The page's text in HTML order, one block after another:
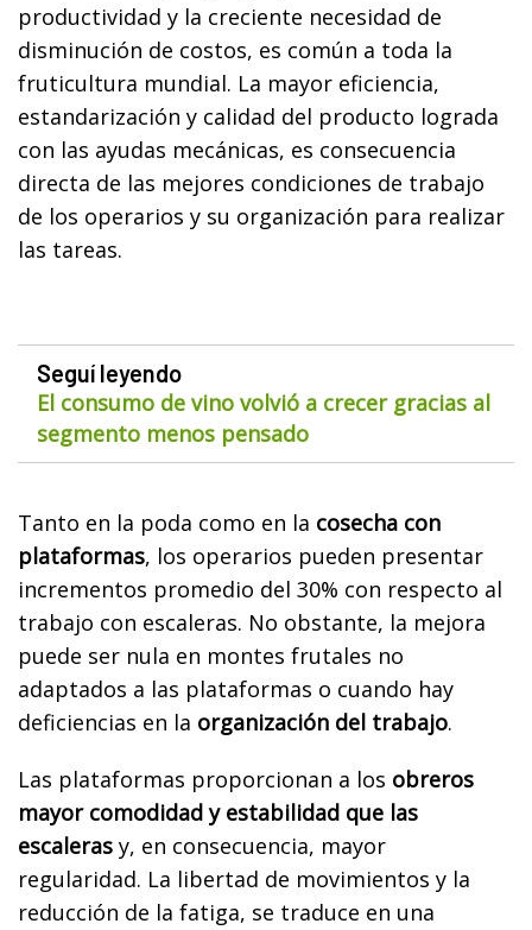
productividad y la creciente necesidad de
disminución de costos, es común a toda la
fruticultura mundial. La mayor eficiencia,
estandarización y calidad del producto lograda
con las ayudas mecánicas, es consecuencia
directa de las mejores condiciones de trabajo
de los operarios y su organización para realizar
las tareas.
Seguí leyendo
El consumo de vino volvió a crecer gracias al
segmento menos pensado
Tanto en la poda como en la cosecha con
plataformas, los operarios pueden presentar
incrementos promedio del 30% con respecto al
trabajo con escaleras. No obstante, la mejora
puede ser nula en montes frutales no
adaptados a las plataformas o cuando hay
deficiencias en la organización del trabajo.
Las plataformas proporcionan a los obreros
mayor comodidad y estabilidad que las
escaleras y, en consecuencia, mayor
regularidad. La libertad de movimientos y la
reducción de la fatiga, se traduce en una